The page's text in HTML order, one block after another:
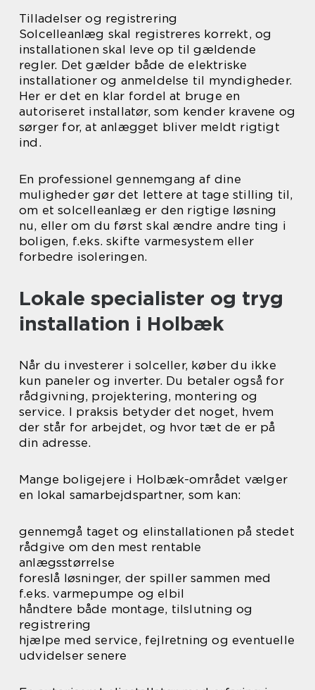
Tilladelser og registrering
Solcelleanlæg skal registreres korrekt, og
installationen skal leve op til gældende
regler. Det gælder både de elektriske
installationer og anmeldelse til myndigheder.
Her er det en klar fordel at bruge en
autoriseret installatør, som kender kravene og
sørger for, at anlægget bliver meldt rigtigt
ind.
En professionel gennemgang af dine
muligheder gør det lettere at tage stilling til,
om et solcelleanlæg er den rigtige løsning
nu, eller om du først skal ændre andre ting i
boligen, f.eks. skifte varmesystem eller
forbedre isoleringen.
Lokale specialister og tryg
installation i Holbæk
Når du investerer i solceller, køber du ikke
kun paneler og inverter. Du betaler også for
rådgivning, projektering, montering og
service. I praksis betyder det noget, hvem
der står for arbejdet, og hvor tæt de er på
din adresse.
Mange boligejere i Holbæk-området vælger
en lokal samarbejdspartner, som kan:
gennemgå taget og elinstallationen på stedet
rådgive om den mest rentable
anlægsstørrelse
foreslå løsninger, der spiller sammen med
f.eks. varmepumpe og elbil
håndtere både montage, tilslutning og
registrering
hjælpe med service, fejlretning og eventuelle
udvidelser senere